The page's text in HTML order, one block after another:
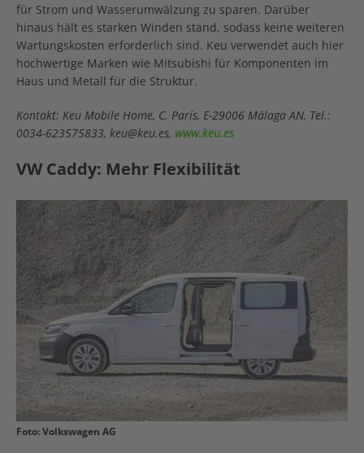
für Strom und Wasserumwälzung zu sparen. Darüber
hinaus hält es starken Winden stand, sodass keine weiteren
Wartungskosten erforderlich sind. Keu verwendet auch hier
hochwertige Marken wie Mitsubishi für Komponenten im
Haus und Metall für die Struktur.
Kontakt: Keu Mobile Home, C. París, E-29006 Málaga AN, Tel.:
0034-623575833, keu@keu.es, www.keu.es
VW Caddy: Mehr Flexibilität
Foto: Volkswagen AG